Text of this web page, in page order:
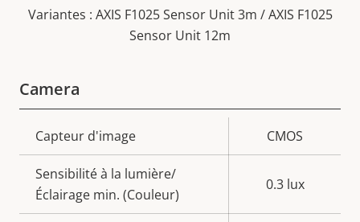
Variantes : AXIS F1025 Sensor Unit 3m / AXIS F1025
Sensor Unit 12m
Camera
Description
de la
propriété
la
propriété
Capteur d'image CMOS
Sensibilité à la lumière/
Éclairage min. (Couleur)
0.3 lux